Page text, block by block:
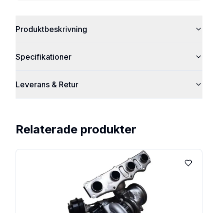
Produktbeskrivning
Specifikationer
Leverans & Retur
Relaterade produkter
Lägg till